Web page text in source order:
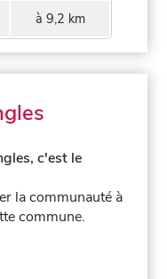
à 9,2 km
c'est le
la communauté à
commune.